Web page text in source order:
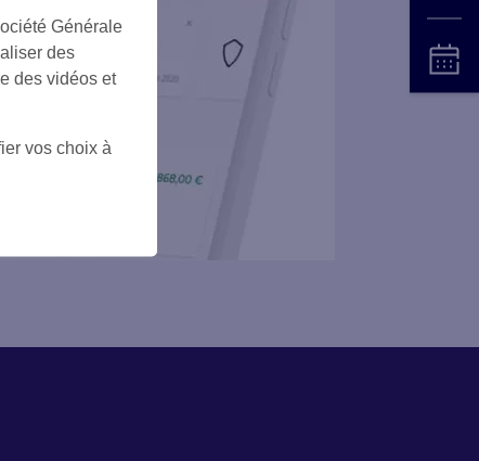
Générale
des
des vidéos et
vos choix à